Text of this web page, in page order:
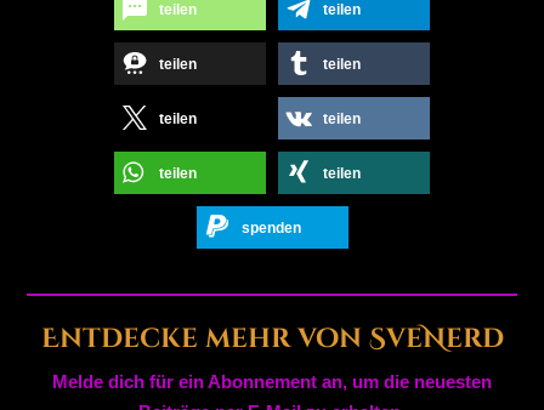
teilen teilen
teilen teilen
teilen teilen
teilen teilen
spenden
Entdecke mehr von SveNerd
Melde dich für ein Abonnement an, um die neuesten